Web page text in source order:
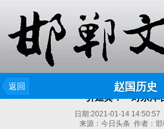
返回 赵国历史
乔延宾：一对东洋
日期:2021-01-14 14:50:57
来源：今日头条 作者：